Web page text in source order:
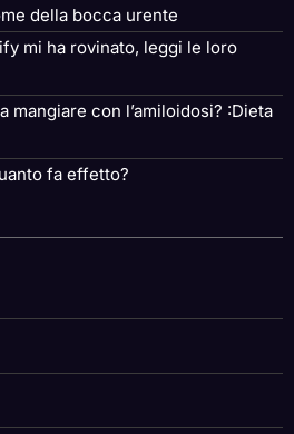
della bocca urente
mi ha rovinato, leggi le loro
mangiare con l’amiloidosi? :Dieta
fa effetto?